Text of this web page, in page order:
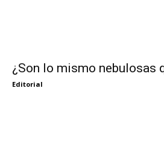
¿Son lo mismo nebulosas
Editorial